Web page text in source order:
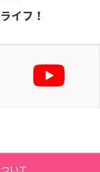
イフ！
いて